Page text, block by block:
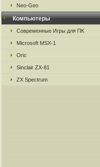
Neo-Geo
Компьютеры
Современные Игры для ПК
Microsoft MSX-1
Oric
Sinclair ZX-81
ZX Spectrum